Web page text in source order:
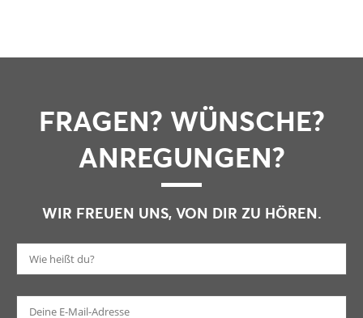
FRAGEN? WÜNSCHE?
ANREGUNGEN?
WIR FREUEN UNS, VON DIR ZU HÖREN.